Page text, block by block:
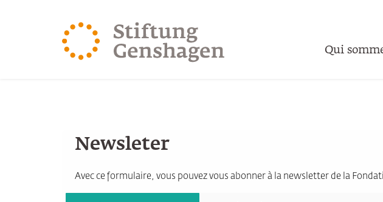
Qui
Inscription à la newsletter